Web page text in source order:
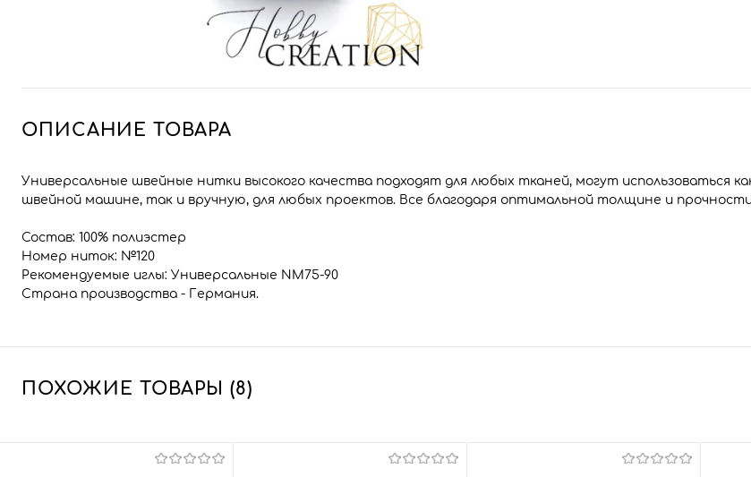
ОПИСАНИЕ ТОВАРА
Универсальные швейные нитки высокого качества подходят для любых тканей, могут использоваться
швейной машине, так и вручную, для любых проектов. Все благодаря оптимальной толщине и
Состав: 100% полиэстер
Номер ниток: №120
Рекомендуемые иглы: Универсальные NM75-90
Страна производства - Германия.
ПОХОЖИЕ ТОВАРЫ (8)